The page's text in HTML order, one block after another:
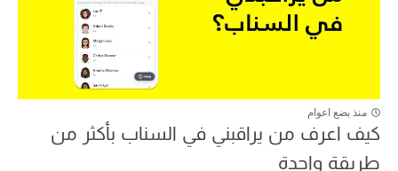
منذ بضع اعوام
كيف اعرف من يراقبني في السناب بأكثر من
طريقة واحدة